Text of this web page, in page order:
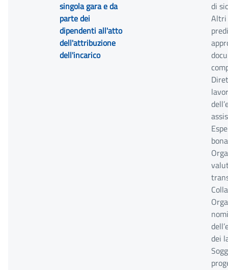
singola gara e da
parte dei
dipendenti all'atto
dell'attribuzione
dell'incarico
di
Altri
dei